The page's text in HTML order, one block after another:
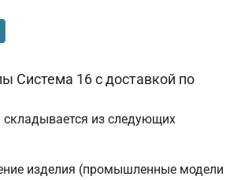
Система 16 с доставкой по
из следующих
изделия (промышленные модели